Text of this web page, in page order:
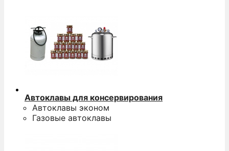
Автоклавы для консервирования
Автоклавы эконом
Газовые автоклавы